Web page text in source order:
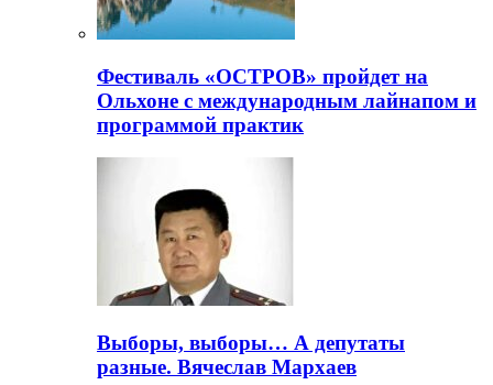
Фестиваль «ОСТРОВ» пройдет на
Ольхоне с международным лайнапом и
программой практик
Выборы, выборы… А депутаты
разные. Вячеслав Мархаев